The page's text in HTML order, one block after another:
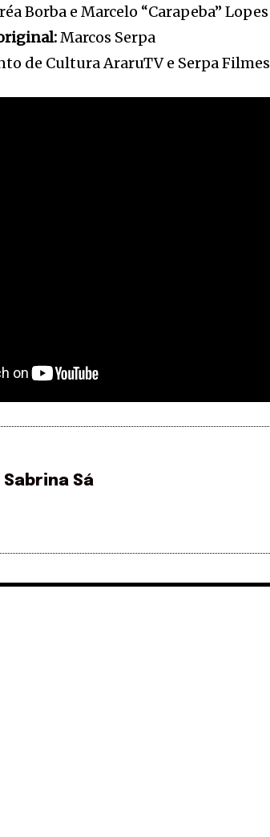
Borba e Marcelo “Carapeba” Lopes
Marcos Serpa
de Cultura AraruTV e Serpa Filmes
Sabrina Sá